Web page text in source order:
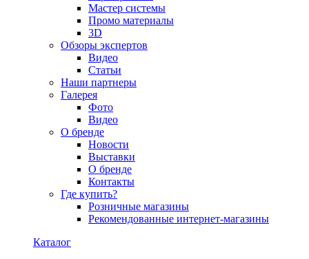
Мастер системы
Промо материалы
3D
Обзоры экспертов
Видео
Статьи
Наши партнеры
Галерея
Фото
Видео
О бренде
Новости
Выставки
О бренде
Контакты
Где купить?
Розничные магазины
Рекомендованные интернет-магазины
Каталог